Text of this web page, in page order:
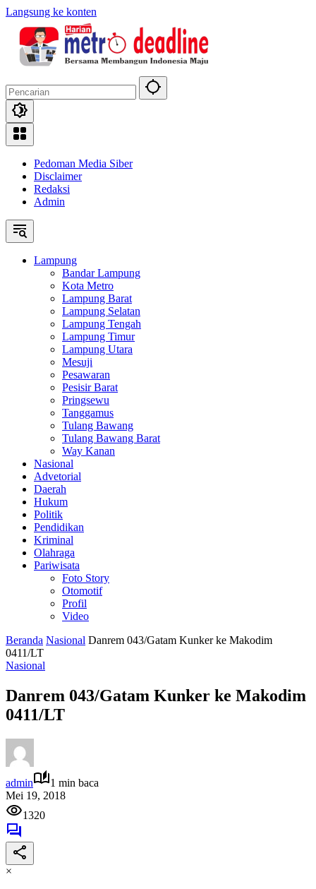
Langsung ke konten
Pedoman Media Siber
Disclaimer
Redaksi
Admin
Lampung
Bandar Lampung
Kota Metro
Lampung Barat
Lampung Selatan
Lampung Tengah
Lampung Timur
Lampung Utara
Mesuji
Pesawaran
Pesisir Barat
Pringsewu
Tanggamus
Tulang Bawang
Tulang Bawang Barat
Way Kanan
Nasional
Advetorial
Daerah
Hukum
Politik
Pendidikan
Kriminal
Olahraga
Pariwisata
Foto Story
Otomotif
Profil
Video
Beranda Nasional Danrem 043/Gatam Kunker ke Makodim
0411/LT
Nasional
Danrem 043/Gatam Kunker ke Makodim
0411/LT
admin
1 min baca
Mei 19, 2018
1320
×